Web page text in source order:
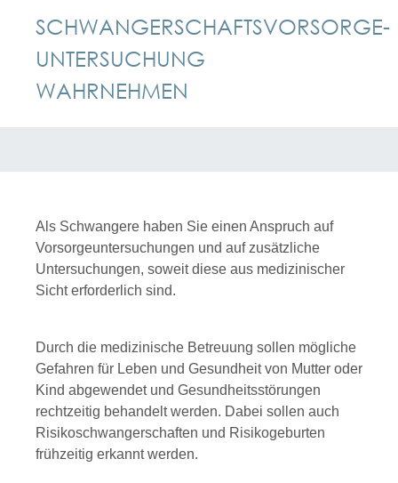
SCHWANGERSCHAFTSVORSORGE-
UNTERSUCHUNG
WAHRNEHMEN
Als Schwangere haben Sie einen Anspruch auf
Vorsorgeuntersuchungen und auf zusätzliche
Untersuchungen, soweit diese aus medizinischer
Sicht erforderlich sind.
Durch die medizinische Betreuung sollen mögliche
Gefahren für Leben und Gesundheit von Mutter oder
Kind abgewendet und Gesundheitsstörungen
rechtzeitig behandelt werden. Dabei sollen auch
Risikoschwangerschaften und Risikogeburten
frühzeitig erkannt werden.